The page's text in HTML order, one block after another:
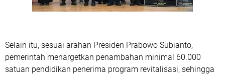
Selain itu, sesuai arahan Presiden Prabowo Subianto,
pemerintah menargetkan penambahan minimal 60.000
satuan pendidikan penerima program revitalisasi, sehingga